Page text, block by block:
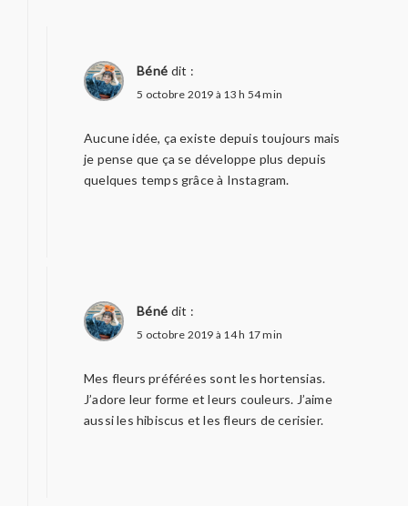
Béné dit :
5 octobre 2019 à 13 h 54 min
Aucune idée, ça existe depuis toujours mais
je pense que ça se développe plus depuis
quelques temps grâce à Instagram.
Béné dit :
5 octobre 2019 à 14 h 17 min
Mes fleurs préférées sont les hortensias.
J’adore leur forme et leurs couleurs. J’aime
aussi les hibiscus et les fleurs de cerisier.